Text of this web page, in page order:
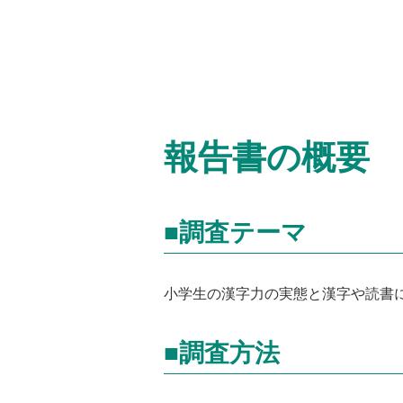
報告書の概要
■調査テーマ
小学生の漢字力の実態と漢字や読書
■調査方法